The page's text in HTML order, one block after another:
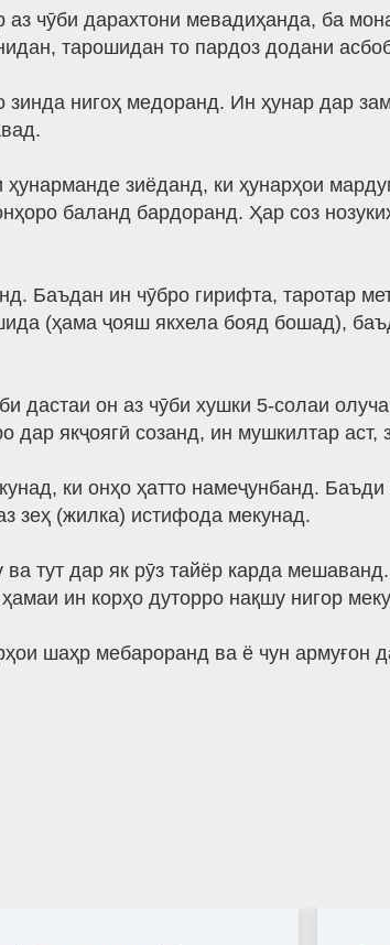
чӯби дарахтони мевадиҳанда, ба
тарошидан то пардоз додани
нигоҳ медоранд. Ин ҳунар дар
зиёданд, ки ҳунарҳои
баланд бардоранд. Ҳар соз
Баъдан ин чӯбро гирифта, таротар
(ҳама ҷояш якхела бояд бошад),
дастаи он аз чӯби хушки 5-солаи
якҷоягӣ созанд, ин мушкилтар аст,
ки онҳо ҳатто намеҷунбанд.
зеҳ (жилка) истифода мекунад.
тут дар як рӯз тайёр карда
ин корҳо дуторро нақшу нигор
шаҳр мебароранд ва ё чун армуғон